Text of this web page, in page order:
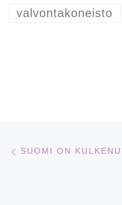
valvontakoneisto
SUOMI ON